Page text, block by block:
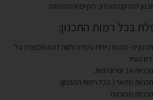
למרקם העירוני הקיים והמתפתח.
בכל רמות התכנון:
תכנונית- הכנת ניירות עמדה וחוות דעת תכנונית על
העיר.
אב ופרוגרמות.
מתאר ( בכל רמות התכנון).
מפורטת.